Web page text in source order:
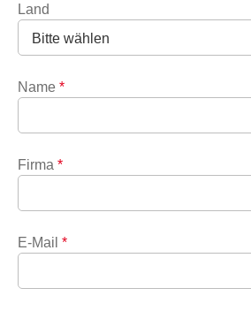
Land
Name *
Firma *
E-Mail *